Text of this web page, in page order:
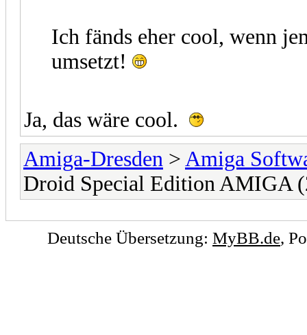
Ich fänds eher cool, wenn
umsetzt!
Ja, das wäre cool.
Amiga-Dresden > Amiga
Droid Special Edition AMIGA
Deutsche Übersetzung: MyBB.de,